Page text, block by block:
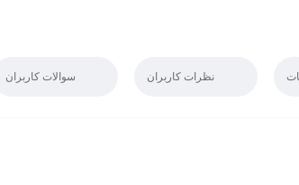
نظرات کاربران سوالات کاربران